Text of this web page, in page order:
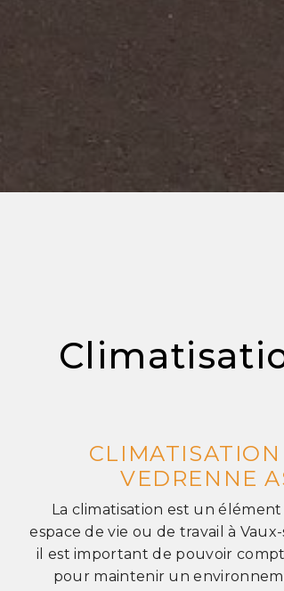
VEDRENNE
La climatisation est un
espace de vie ou de travail à
il est important de pouvoir
pour maintenir un